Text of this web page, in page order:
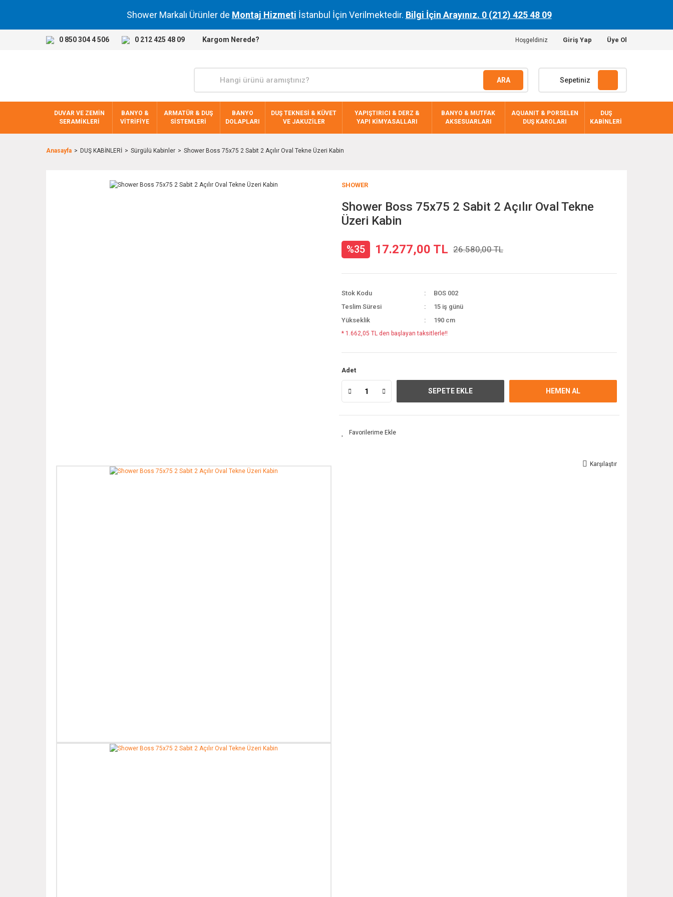
Shower Markalı Ürünler de Montaj Hizmeti İstanbul İçin Verilmektedir. Bilgi İçin Arayınız. 0 (212) 425 48 09
0 850 304 4 506 0 212 425 48 09 Kargom Nerede? Hoşgeldiniz Giriş Yap Üye Ol
ARA Sepetiniz
DUVAR VE ZEMİN
SERAMİKLERİ
BANYO &
VİTRİFİYE
ARMATÜR & DUŞ
SİSTEMLERİ
BANYO
DOLAPLARI
DUŞ TEKNESİ & KÜVET
VE JAKUZİLER
YAPIŞTIRICI & DERZ &
YAPI KİMYASALLARI
BANYO & MUTFAK
AKSESUARLARI
AQUANIT & PORSELEN
DUŞ KAROLARI
DUŞ
KABİNLERİ
Anasayfa DUŞ KABİNLERİ Sürgülü Kabinler Shower Boss 75x75 2 Sabit 2 Açılır Oval Tekne Üzeri Kabin
SHOWER
Shower Boss 75x75 2 Sabit 2 Açılır Oval Tekne
Üzeri Kabin
%35 17.277,00 TL 26.580,00 TL
Stok Kodu
BOS 002
Teslim Süresi
15 iş günü
Yükseklik
190 cm
* 1.662,05 TL den başlayan taksitlerle!!
Adet
SEPETE EKLE HEMEN AL
Karşılaştır